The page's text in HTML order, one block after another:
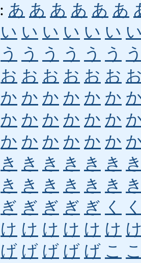
: あ あ あ あ あ あ
い い い い い い
う う う う う う
お お お お お お
か か か か か か
か か か か か か
か か か か か か
き き き き き き
き き き き き き
ぎ ぎ ぎ ぎ ぎ く
け け け け け け
げ げ げ げ げ こ